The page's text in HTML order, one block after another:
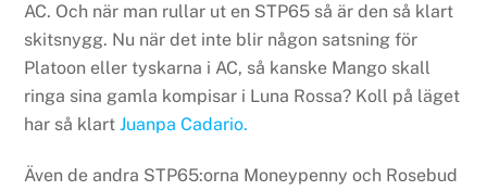
AC. Och när man rullar ut en STP65 så är den så klart
skitsnygg. Nu när det inte blir någon satsning för
Platoon eller tyskarna i AC, så kanske Mango skall
ringa sina gamla kompisar i Luna Rossa? Koll på läget
har så klartJuanpa Cadario.
Även de andra STP65:orna Moneypenny och Rosebud